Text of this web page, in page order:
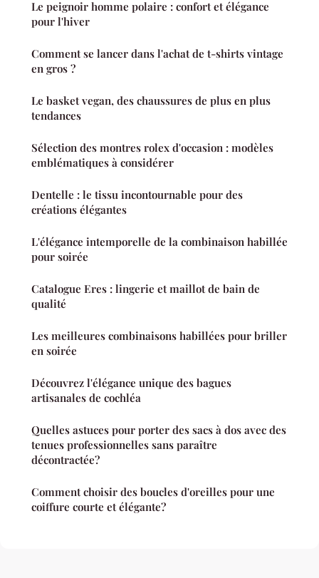
Le peignoir homme polaire : confort et élégance
pour l'hiver
Comment se lancer dans l'achat de t-shirts vintage
en gros ?
Le basket vegan, des chaussures de plus en plus
tendances
Sélection des montres rolex d'occasion : modèles
emblématiques à considérer
Dentelle : le tissu incontournable pour des
créations élégantes
L'élégance intemporelle de la combinaison habillée
pour soirée
Catalogue Eres : lingerie et maillot de bain de
qualité
Les meilleures combinaisons habillées pour briller
en soirée
Découvrez l'élégance unique des bagues
artisanales de cochléa
Quelles astuces pour porter des sacs à dos avec des
tenues professionnelles sans paraître
décontractée?
Comment choisir des boucles d'oreilles pour une
coiffure courte et élégante?